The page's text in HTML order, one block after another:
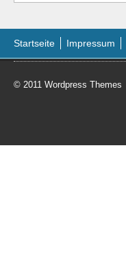
Startseite Impressum
© 2011 Wordpress Themes